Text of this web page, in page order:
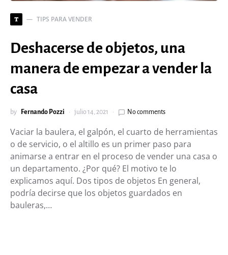
T TIPS PARA VENDER
Deshacerse de objetos, una
manera de empezar a vender la
casa
by Fernando Pozzi julio 14, 2021 No comments
Vaciar la baulera, el galpón, el cuarto de herramientas
o de servicio, o el altillo es un primer paso para
animarse a entrar en el proceso de vender una casa o
un departamento. ¿Por qué? El motivo te lo
explicamos aquí. Dos tipos de objetos En general,
podría decirse que los objetos guardados en
bauleras,…